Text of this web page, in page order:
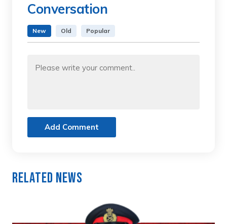
Conversation
New Old Popular
Add Comment
Related News